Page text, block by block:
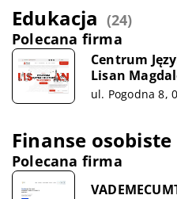
Edukacja (24)
Polecana firma
Centrum
Lisan
ul. Pogodna 8,
Finanse osobiste
Polecana firma